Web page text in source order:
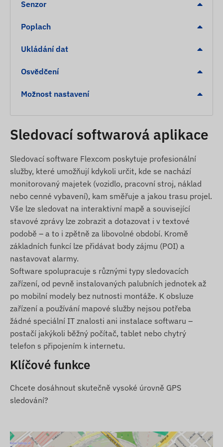
Zapnutí při připojení k napájení (vlastní nebo
Odolnost proti vlhkosti a stříkající vodě
Vestavěný akcelerometr, gyroskop a záložní
Vnitřní, vysoce citlivá GNSS anténa
LED indikátory pro kontrolu provozu
bdění (pokud je funkce aktivována)
Nepřetržitý provoz při připojení k napájení
Alarmy
Pohyb
Tažení
Zapalování
Odstranění
Opustění nebo příjezd do digitálního plotu POI
Další podrobné a číselné údaje naleznete v části
Specifikace. Popis služeb, které významně rozšiřují
funkčnost zařízení pomocí softwaru (např. další
alarmy, mapové zobrazení tras a analýza pomocí
diagramů, vytváření jízdních listů a dalších
přehledů), naleznete v popisu sledovacího
softwaru.
Obsah balení
TELTONIKA FMC130-E2 4G LTE CANBUS GPS
sledovač vozidel
Senzor
Poplach
Ukládání dat
Osvědčení
Možnost nastavení
Sledovací softwarová aplikace
Sledovací software Flexcom poskytuje profesionální
služby, které umožňují kdykoli určit, kde se nachází
monitorovaný majetek (vozidlo, pracovní stroj, náklad
nebo cenné vybavení), kam směřuje a jakou trasu projel.
Vše lze sledovat na interaktivní mapě a související
stavové zprávy lze zobrazit a dotazovat i v textové
podobě – a to i zpětně za libovolné období. Kromě
základních funkcí lze přidávat body zájmu (POI) a
nastavovat alarmy.
Software spolupracuje s různými typy sledovacích
zařízení, od pevně instalovaných palubních jednotek až
po mobilní modely bez nutnosti montáže. K obsluze
zařízení a používání mapové služby nejsou potřeba
žádné speciální IT znalosti ani instalace softwaru –
postačí jakýkoli běžný počítač, tablet nebo chytrý
telefon s připojením k internetu.
Klíčové funkce
Chcete dosáhnout skutečně vysoké úrovně GPS
sledování?